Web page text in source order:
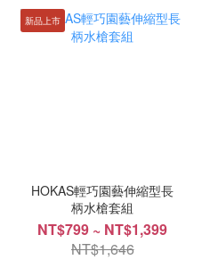
新品上市
HOKAS輕巧園藝伸縮型長
柄水槍套組
NT$799 ~ NT$1,399
NT$1,646